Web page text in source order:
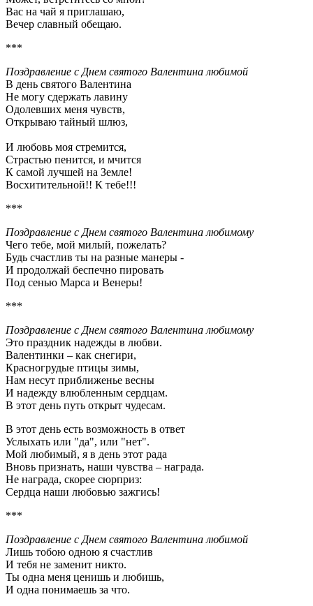
Вас на чай я приглашаю,
Вечер славный обещаю.
***
Поздравление с Днем святого Валентина любимой
В день святого Валентина
Не могу сдержать лавину
Одолевших меня чувств,
Открываю тайный шлюз,
И любовь моя стремится,
Страстью пенится, и мчится
К самой лучшей на Земле!
Восхитительной!! К тебе!!!
***
Поздравление с Днем святого Валентина любимому
Чего тебе, мой милый, пожелать?
Будь счастлив ты на разные манеры -
И продолжай беспечно пировать
Под сенью Марса и Венеры!
***
Поздравление с Днем святого Валентина любимому
Это праздник надежды в любви.
Валентинки – как снегири,
Красногрудые птицы зимы,
Нам несут приближенье весны
И надежду влюбленным сердцам.
В этот день путь открыт чудесам.
В этот день есть возможность в ответ
Услыхать или "да", или "нет".
Мой любимый, я в день этот рада
Вновь признать, наши чувства – награда.
Не награда, скорее сюрприз:
Сердца наши любовью зажгись!
***
Поздравление с Днем святого Валентина любимой
Лишь тобою одною я счастлив
И тебя не заменит никто.
Ты одна меня ценишь и любишь,
И одна понимаешь за что.